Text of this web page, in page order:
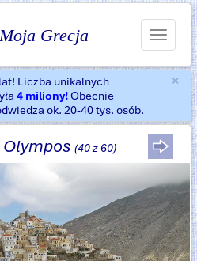
Moja Grecja
Toggle
×
Liczba unikalnych
4 miliony!Obecnie
ok. 20-40 tys. osób.
(40 z 60)